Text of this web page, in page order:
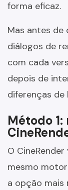
forma eficaz.
Mas antes de
diálogos de
com cada
depois de
diferenças
Método
O
mesmo
a opção mais